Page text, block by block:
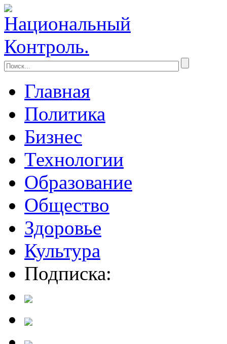
Главная
Политика
Бизнес
Технологии
Образование
Общество
Здоровье
Культура
Подписка: